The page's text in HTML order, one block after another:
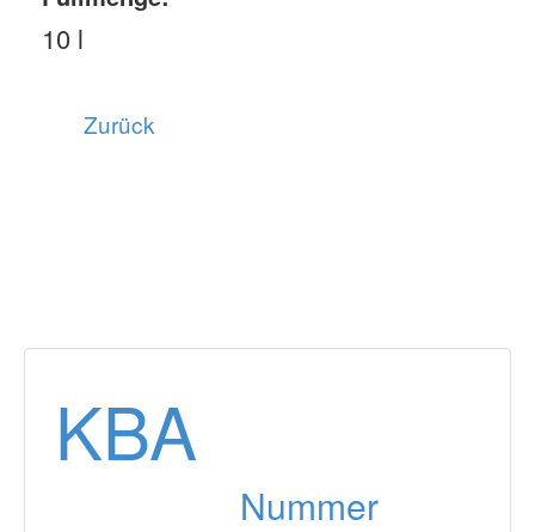
10 l
Zurück
KBA
Nummer